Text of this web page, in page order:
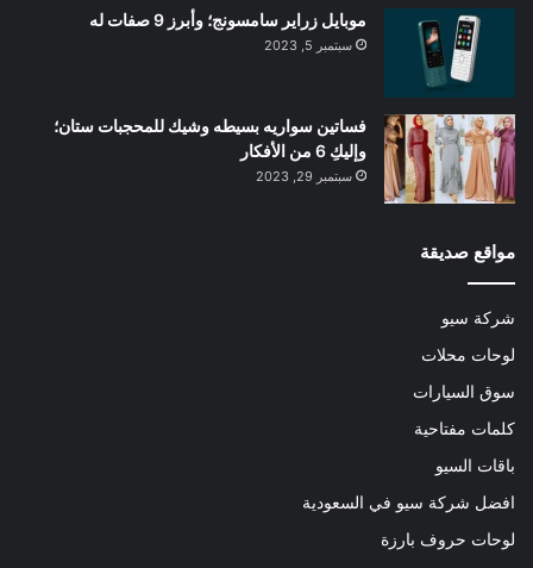
موبايل زراير سامسونج؛ وأبرز 9 صفات له
سبتمبر 5, 2023
فساتين سواريه بسيطه وشيك للمحجبات ستان؛
وإليكِ 6 من الأفكار
سبتمبر 29, 2023
مواقع صديقة
شركة سيو
لوحات محلات
سوق السيارات
كلمات مفتاحية
باقات السيو
افضل شركة سيو في السعودية
لوحات حروف بارزة